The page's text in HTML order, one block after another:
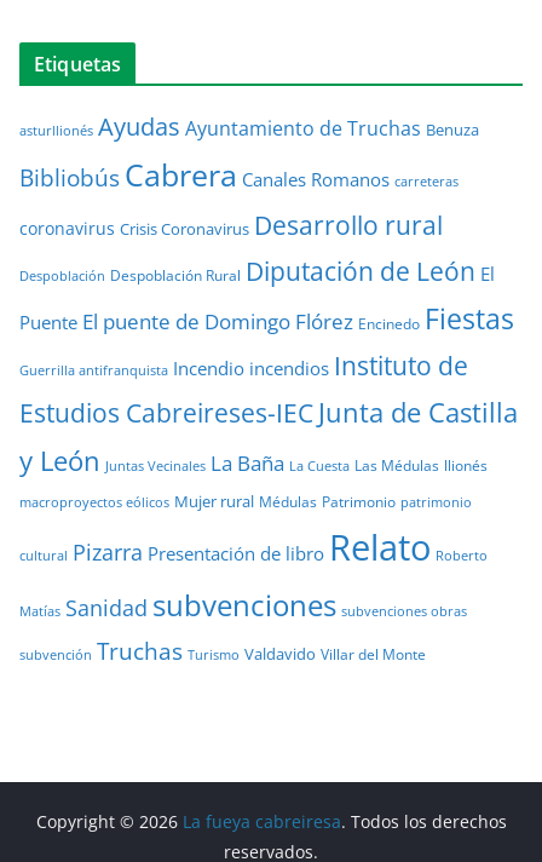
Etiquetas
asturllionés Ayudas Ayuntamiento de Truchas Benuza
BibliobúsCabrera Canales Romanos carreteras
coronavirus Crisis Coronavirus Desarrollo rural
Despoblación Despoblación Rural Diputación de León El
Puente El puente de Domingo Flórez Encinedo Fiestas
Guerrilla antifranquista Incendio incendios Instituto de
Estudios Cabreireses-IEC Junta de Castilla
y León Juntas Vecinales La Baña La Cuesta Las Médulas llionés
macroproyectos eólicos Mujer rural Médulas Patrimonio patrimonio
cultural Pizarra Presentación de libro Relato Roberto
Matías Sanidad subvenciones subvenciones obras
subvención Truchas Turismo Valdavido Villar del Monte
Copyright © 2026 La fueya cabreiresa. Todos los derechos
reservados.